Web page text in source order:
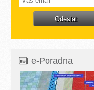
e-Poradna